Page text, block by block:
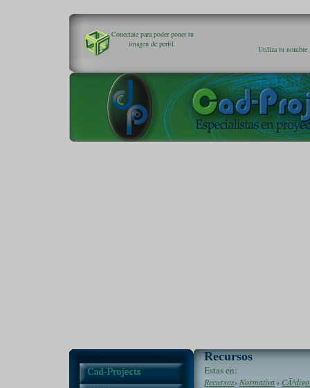
Conectate para poder poner tu
imagen de perfil.
Utiliza tu nombre
Recursos
Estas en:
Recursos› Normativa›